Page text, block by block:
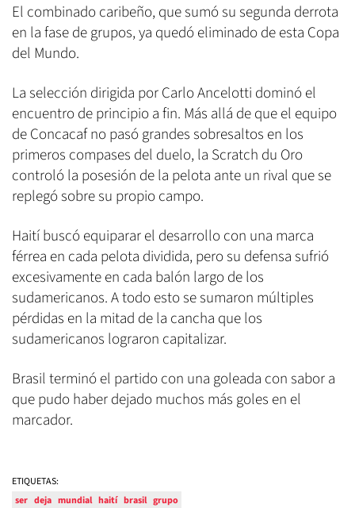
El combinado caribeño, que sumó su segunda derrota
en la fase de grupos, ya quedó eliminado de esta Copa
del Mundo.
La selección dirigida por Carlo Ancelotti dominó el
encuentro de principio a fin. Más allá de que el equipo
de Concacaf no pasó grandes sobresaltos en los
primeros compases del duelo, la Scratch du Oro
controló la posesión de la pelota ante un rival que se
replegó sobre su propio campo.
Haití buscó equiparar el desarrollo con una marca
férrea en cada pelota dividida, pero su defensa sufrió
excesivamente en cada balón largo de los
sudamericanos. A todo esto se sumaron múltiples
pérdidas en la mitad de la cancha que los
sudamericanos lograron capitalizar.
Brasil terminó el partido con una goleada con sabor a
que pudo haber dejado muchos más goles en el
marcador.
ETIQUETAS:
ser deja mundial haití brasil grupo